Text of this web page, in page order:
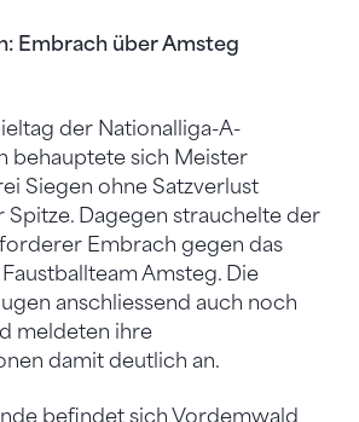
Embrach über Amsteg
der Nationalliga-A-
behauptete sich Meister
Siegen ohne Satzverlust
Spitze. Dagegen strauchelte der
Embrach gegen das
Amsteg. Die
anschliessend auch noch
meldeten ihre
damit deutlich an.
befindet sich Vordemwald